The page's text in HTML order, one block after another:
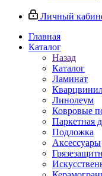
Личный
Главная
Каталог
Назад
Каталог
Ламинат
Линолеум
Ковровые
Паркетная
Подложка
Аксессуары